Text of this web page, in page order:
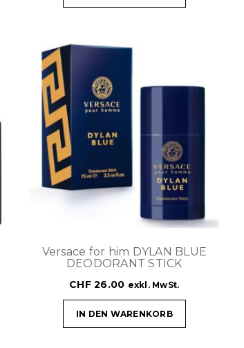
Versace for him DYLAN BLUE
DEODORANT STICK
CHF26.00 exkl. MwSt.
IN DEN WARENKORB